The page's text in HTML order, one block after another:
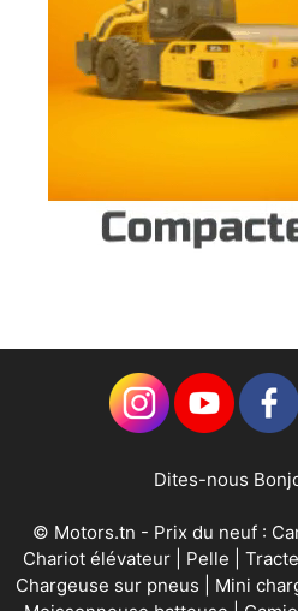
Dites-nous
© Motors.tn - Prix du neuf :
Chariot élévateur
Pelle
Chargeuse sur pneus
Mini